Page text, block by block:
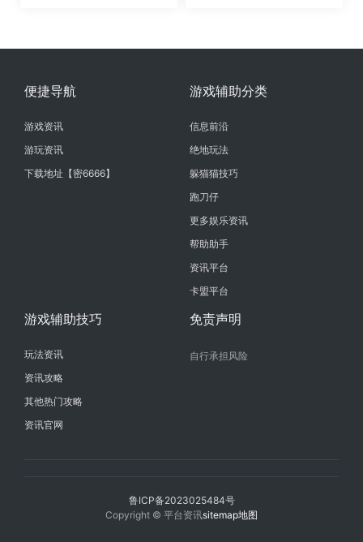
便捷导航
游戏资讯
游玩资讯
下载地址【密6666】
游戏辅助分类
信息前沿
绝地玩法
躲猫猫技巧
跑刀仔
更多娱乐资讯
帮助助手
资讯平台
卡盟平台
游戏辅助技巧
玩法资讯
资讯攻略
其他热门攻略
资讯官网
免责声明
自行承担风险
鲁ICP备2023025484号
Copyright © 平台资讯sitemap地图